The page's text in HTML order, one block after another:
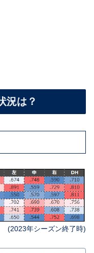
況は？
(2023年シーズン終了時)